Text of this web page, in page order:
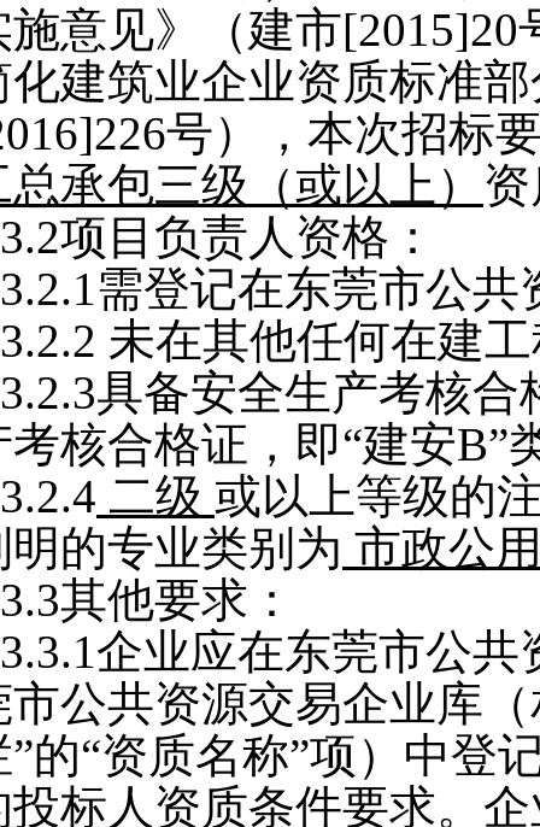
施意见》（建市
化建筑业企业资质标准
号），本次招标
总承包三级（或以上）
3.2项目负责人资格：
3.2.1需登记在东莞市公
3.2.2 未在其他任何在建
3.2.3具备安全生产考核合
考核合格证，即“建安B”
3.2.4 二级 或以上等级的
明的专业类别为 市政公
3.3其他要求：
3.3.1企业应在东莞市公共
市公共资源交易企业库
”的“资质名称”项）中登
投标人资质条件要求。